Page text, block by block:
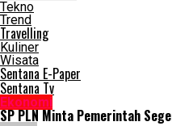
Tekno
Trend
Travelling
Kuliner
Wisata
Sentana E-Paper
Sentana Tv
Ekonomi
SP PLN Minta Pemerintah